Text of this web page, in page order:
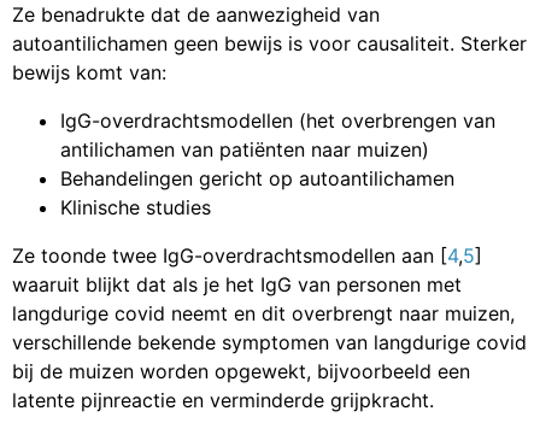
Ze benadrukte dat de aanwezigheid van
autoantilichamen geen bewijs is voor causaliteit. Sterker
bewijs komt van:
IgG-overdrachtsmodellen (het overbrengen van
antilichamen van patiënten naar muizen)
Behandelingen gericht op autoantilichamen
Klinische studies
Ze toonde twee IgG-overdrachtsmodellen aan [4,5]
waaruit blijkt dat als je het IgG van personen met
langdurige covid neemt en dit overbrengt naar muizen,
verschillende bekende symptomen van langdurige covid
bij de muizen worden opgewekt, bijvoorbeeld een
latente pijnreactie en verminderde grijpkracht.